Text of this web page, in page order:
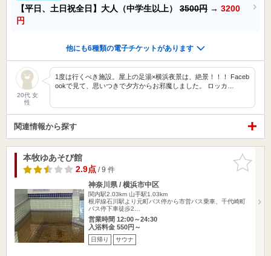
【平日、土日祝全日】大人（中学生以上） 3500円 → 3200
円
他にも6種類の電子チケットがあります
20代 女
性
1度は行くべき施設。屋上の足湯×横浜夜景は、絶景！！！ Faceb
ookで見て、思いつきで夕方からお邪魔しました。 ロッカ…
関連情報から探す
お気に入
りに追加
本牧ゆあそび館
2.9点/ 9 件
神奈川県 / 横浜市中区
関内駅2.03km 山手駅1.03km
根岸線石川駅より元町バス停から市営バス乗車、千代崎町
バス停下車徒歩2…
営業時間 12:00～24:30
入浴料金 550円～
日帰り サウナ